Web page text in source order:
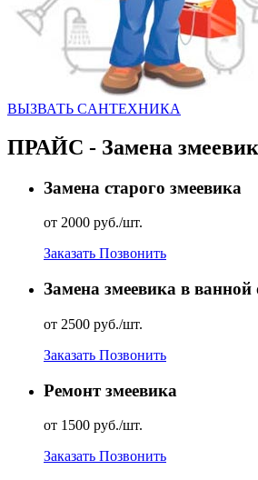
ВЫЗВАТЬ CАНТЕХНИКА
ПРАЙС - Замена
Замена старого змеевика
от 2000 руб./шт.
Заказать Позвонить
Замена змеевика в ванной
от 2500 руб./шт.
Заказать Позвонить
Ремонт змеевика
от 1500 руб./шт.
Заказать Позвонить